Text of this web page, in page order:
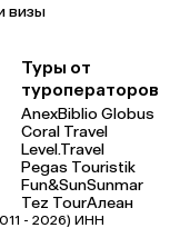
визы
Туры от
туроператоров
AnexBiblio Globus
Coral Travel
Level.Travel
Pegas Touristik
Fun&SunSunmar
Tez TourАлеан
- 2026) ИНН